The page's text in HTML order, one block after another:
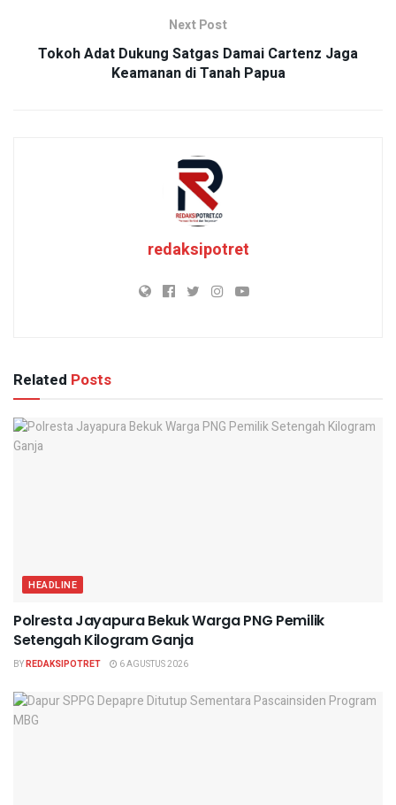
Next Post
Tokoh Adat Dukung Satgas Damai Cartenz Jaga
Keamanan di Tanah Papua
redaksipotret
Related Posts
HEADLINE
Polresta Jayapura Bekuk Warga PNG Pemilik
Setengah Kilogram Ganja
BYREDAKSIPOTRET 6 AGUSTUS 2026